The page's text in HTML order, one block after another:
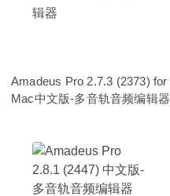
Amadeus Pro 2.7.3 (2373) for
Mac中文版-多音轨音频编辑器